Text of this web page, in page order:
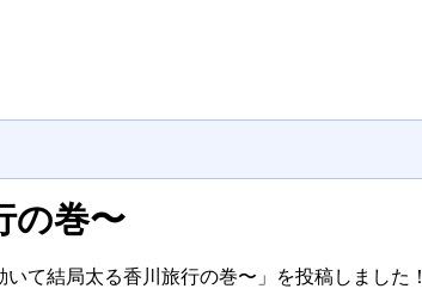
の巻〜
て結局太る香川旅行の巻〜」を投稿しました！